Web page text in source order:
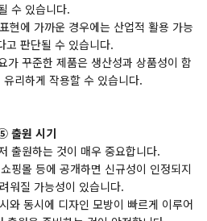
수 있습니다.
현에 가까운 경우에는 산업적 활용 가능
고 판단될 수 있습니다.
가 꾸준한 제품은 생산성과 상품성이 함
리하게 작용할 수 있습니다.
출원 시기
출원하는 것이 매우 중요합니다.
핑몰 등에 공개하면 신규성이 인정되지
워질 가능성이 있습니다.
와 동시에 디자인 모방이 빠르게 이루어